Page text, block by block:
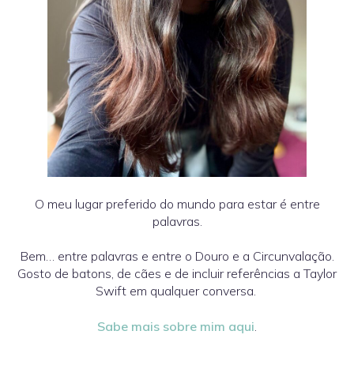
O meu lugar preferido do mundo para estar é entre
palavras.
Bem… entre palavras e entre o Douro e a Circunvalação.
Gosto de batons, de cães e de incluir referências a Taylor
Swift em qualquer conversa.
Sabe mais sobre mim aqui.